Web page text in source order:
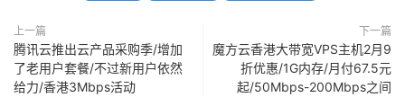
上一篇
腾讯云推出云产品采购季/增加
了老用户套餐/不过新用户依然
给力/香港3Mbps活动
下一篇
魔方云香港大带宽VPS主机2月9
折优惠/1G内存/月付67.5元
起/50Mbps-200Mbps之间